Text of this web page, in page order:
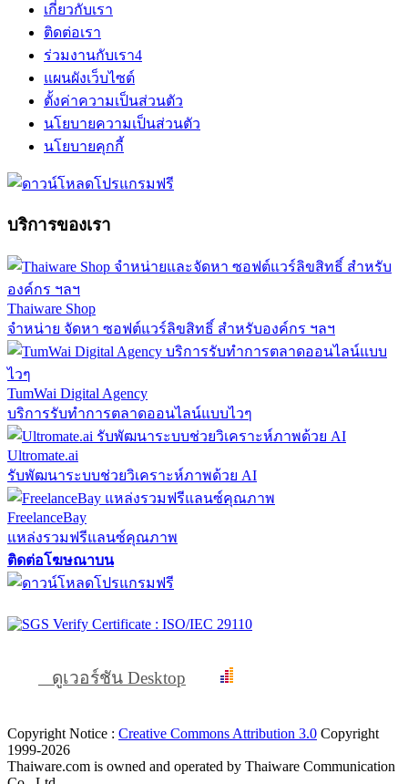
เกี่ยวกับเรา
ติดต่อเรา
ร่วมงานกับเรา4
แผนผังเว็บไซต์
ตั้งค่าความเป็นส่วนตัว
นโยบายความเป็นส่วนตัว
นโยบายคุกกี้
บริการของเรา
Thaiware Shop
จำหน่าย จัดหา ซอฟต์แวร์ลิขสิทธิ์ สำหรับองค์กร ฯลฯ
TumWai Digital Agency
บริการรับทำการตลาดออนไลน์แบบไวๆ
Ultromate.ai
รับพัฒนาระบบช่วยวิเคราะห์ภาพด้วย AI
FreelanceBay
แหล่งรวมฟรีแลนซ์คุณภาพ
ติดต่อโฆษณาบน
ดูเวอร์ชัน Desktop
Copyright Notice : Creative Commons Attribution 3.0 Copyright
1999-2026
Thaiware.com is owned and operated by Thaiware Communication